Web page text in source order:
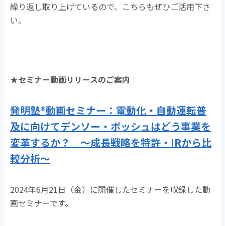
繰り返し取り上げているので、こちらもぜひご活用下さ
い。
★セミナー動画リリースのご案内
発明塾®動画セミナー：電動化・自動運転普
及に向けてデンソー・ボッシュはどう事業を
変革するか？ ～成長戦略を特許・IRから比
較分析～
2024年6月21日（金）に開催したセミナーを収録した動
画セミナーです。